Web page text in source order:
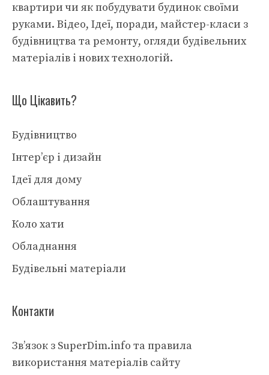
квартири чи як побудувати будинок своїми
руками. Відео, Ідеї, поради, майстер-класи з
будівництва та ремонту, огляди будівельних
матеріалів і нових технологій.
Що Цікавить?
Будівництво
Інтер’єр і дизайн
Ідеї для дому
Облаштування
Коло хати
Обладнання
Будівельні матеріали
Контакти
Зв’язок з SuperDim.info та правила
використання матеріалів сайту